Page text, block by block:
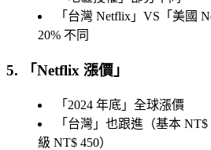
「 台灣 Netflix 」VS「 美國
20% 不同
5. 「Netflix 漲價 」
「 2024 年底 」全球漲價
「 台灣 」也跟進（基本
級 NT$ 450）